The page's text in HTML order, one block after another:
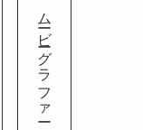
ムービーグラファー